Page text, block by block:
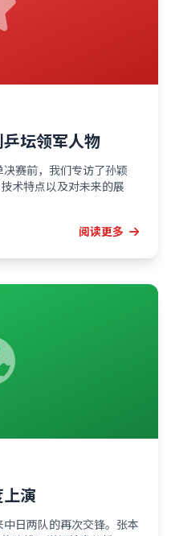
坛领军人物
赛前，我们专访了孙颖
术特点以及对未来的展
阅读更多
演
日两队的再次交锋。张本